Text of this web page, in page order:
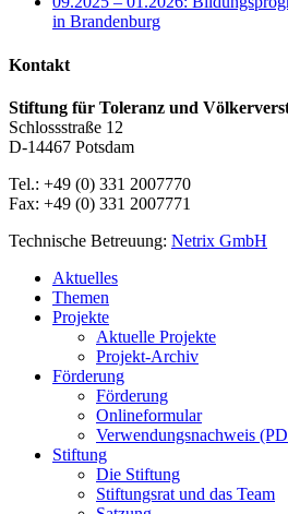
in Brandenburg
Kontakt
Stiftung für Toleranz und
Schlossstraße 12
D-14467 Potsdam
Tel.: +49 (0) 331 2007770
Fax: +49 (0) 331 2007771
Technische Betreuung: Netrix GmbH
Close
Menu
Aktuelles
Themen
Projekte
Aktuelle Projekte
Projekt-Archiv
Förderung
Förderung
Onlineformular
Verwendungsnachweis
Stiftung
Die Stiftung
Stiftungsrat und das Team